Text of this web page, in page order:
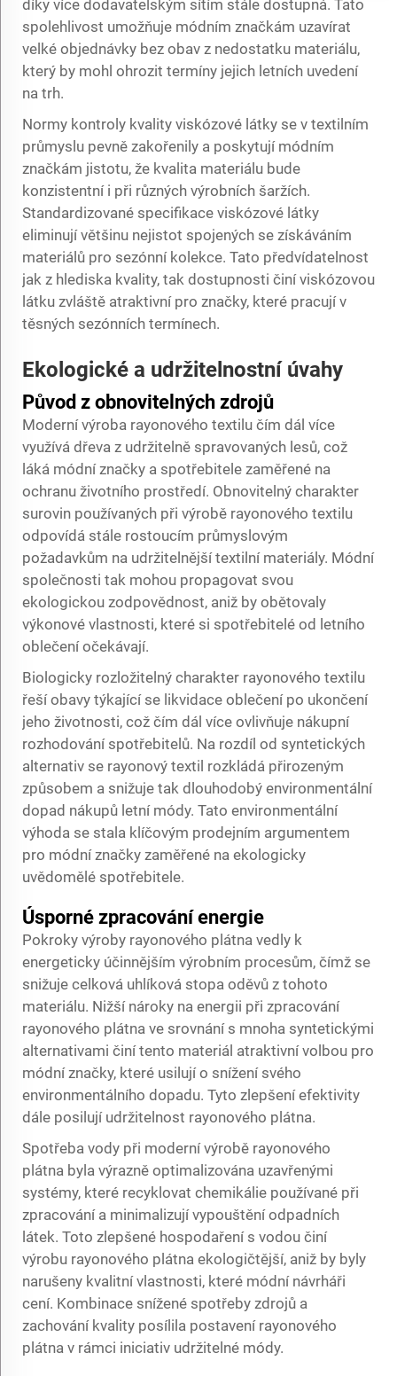
díky více dodavatelským sítím stále dostupná. Tato
spolehlivost umožňuje módním značkám uzavírat
velké objednávky bez obav z nedostatku materiálu,
který by mohl ohrozit termíny jejich letních uvedení
na trh.
Normy kontroly kvality viskózové látky se v textilním
průmyslu pevně zakořenily a poskytují módním
značkám jistotu, že kvalita materiálu bude
konzistentní i při různých výrobních šaržích.
Standardizované specifikace viskózové látky
eliminují většinu nejistot spojených se získáváním
materiálů pro sezónní kolekce. Tato předvídatelnost
jak z hlediska kvality, tak dostupnosti činí viskózovou
látku zvláště atraktivní pro značky, které pracují v
těsných sezónních termínech.
Ekologické a udržitelnostní úvahy
Původ z obnovitelných zdrojů
Moderní výroba rayonového textilu čím dál více
využívá dřeva z udržitelně spravovaných lesů, což
láká módní značky a spotřebitele zaměřené na
ochranu životního prostředí. Obnovitelný charakter
surovin používaných při výrobě rayonového textilu
odpovídá stále rostoucím průmyslovým
požadavkům na udržitelnější textilní materiály. Módní
společnosti tak mohou propagovat svou
ekologickou zodpovědnost, aniž by obětovaly
výkonové vlastnosti, které si spotřebitelé od letního
oblečení očekávají.
Biologicky rozložitelný charakter rayonového textilu
řeší obavy týkající se likvidace oblečení po ukončení
jeho životnosti, což čím dál více ovlivňuje nákupní
rozhodování spotřebitelů. Na rozdíl od syntetických
alternativ se rayonový textil rozkládá přirozeným
způsobem a snižuje tak dlouhodobý environmentální
dopad nákupů letní módy. Tato environmentální
výhoda se stala klíčovým prodejním argumentem
pro módní značky zaměřené na ekologicky
uvědomělé spotřebitele.
Úsporné zpracování energie
Pokroky výroby rayonového plátna vedly k
energeticky účinnějším výrobním procesům, čímž se
snižuje celková uhlíková stopa oděvů z tohoto
materiálu. Nižší nároky na energii při zpracování
rayonového plátna ve srovnání s mnoha syntetickými
alternativami činí tento materiál atraktivní volbou pro
módní značky, které usilují o snížení svého
environmentálního dopadu. Tyto zlepšení efektivity
dále posilují udržitelnost rayonového plátna.
Spotřeba vody při moderní výrobě rayonového
plátna byla výrazně optimalizována uzavřenými
systémy, které recyklovat chemikálie používané při
zpracování a minimalizují vypouštění odpadních
látek. Toto zlepšené hospodaření s vodou činí
výrobu rayonového plátna ekologičtější, aniž by byly
narušeny kvalitní vlastnosti, které módní návrháři
cení. Kombinace snížené spotřeby zdrojů a
zachování kvality posílila postavení rayonového
plátna v rámci iniciativ udržitelné módy.